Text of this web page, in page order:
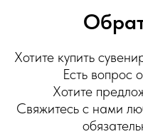
Хотите купить
Есть вопрос
Хотите
Свяжитесь с нами